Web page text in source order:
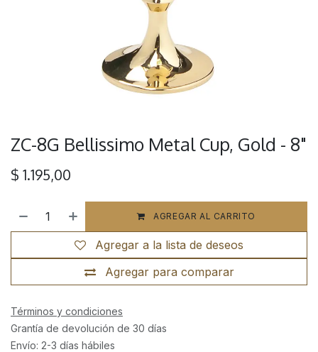
ZC-8G Bellissimo Metal Cup, Gold - 8"
$ 1.195,00
AGREGAR AL CARRITO
Agregar para comparar
Agregar a la lista de deseos
Términos y condiciones
Grantía de devolución de 30 días
Envío: 2-3 días hábiles